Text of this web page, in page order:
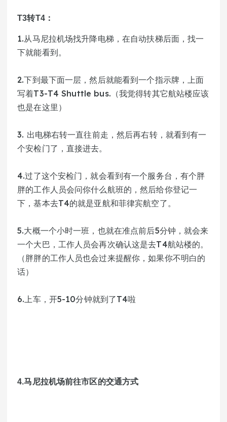
T3转T4：
1.从马尼拉机场找升降电梯，在自动扶梯后面，找一
下就能看到。
2.下到最下面一层，然后就能看到一个指示牌，上面
写着T3-T4 Shuttle bus.（我觉得转其它航站楼应该
也是在这里）
3. 出电梯右转一直往前走，然后再右转，就看到有一
个安检门了，直接进去。
4.过了这个安检门，就会看到有一个服务台，有个胖
胖的工作人员会问你什么航班的，然后给你登记一
下，基本去T4的就是亚航和菲律宾航空了。
5.大概一个小时一班，也就在准点前后5分钟，就会来
一个大巴，工作人员会再次确认这是去T4航站楼的。
（胖胖的工作人员也会过来提醒你，如果你不明白的
话）
6.上车，开5-10分钟就到了T4啦
4.马尼拉机场前往市区的交通方式